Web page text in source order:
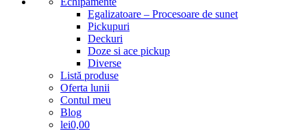
Egalizatoare – Procesoare de sunet
Pickupuri
Deckuri
Doze si ace pickup
Diverse
Listă produse
Oferta lunii
Contul meu
Blog
lei0,00